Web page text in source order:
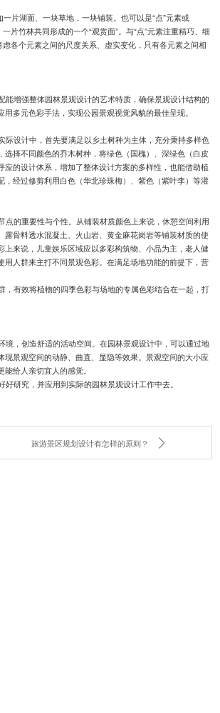
片湖面、一块草地，一块铺装。也可以是“点”元素或
片竹林共同形成的一个“观赏面”。与“点”元素注重精巧、细
各个元素之间的尺度关系、虚实变化，只有各元素之间相
增强整体园林景观设计的艺术特质，确保景观设计结构的
多元色彩手法，实现公园景观视觉风貌的最佳呈现。
设计中，首先要满足以乡土树种为主体，充分秉持多样色
择不同颜色的乔木树种，将绿色（国槐）、深绿色（白皮
的设计体系，增加了整体设计方案的多样性，也能借助植
经过修剪利用白色（华北珍珠梅）、紫色（紫叶李）等灌
的重要性与个性。从铺装材质颜色上来说，休憩空间利用
骨料透水混凝土、火山岩、黄金麻花岗岩等铺装材质的使
来说，儿童娱乐区域应以多彩构筑物、小品为主，老人健
人群来主打不同景观色彩。在满足场地功能的前提下，营
有效将植物的四季色彩与场地的专属色彩结合在一起，打
，创造舒适的活动空间。在园林景观设计中，可以通过地
景观空间的动静、曲直、显隐等效果。景观空间的大小应
给人亲切宜人的感觉。
研究，并应用到实际的园林景观设计工作中去。
旅游景区规划设计有怎样的原则？